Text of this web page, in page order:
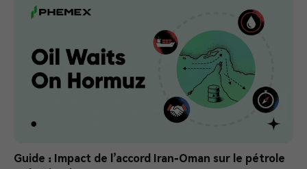
Guide : Impact de l’accord Iran-Oman sur le pétrole